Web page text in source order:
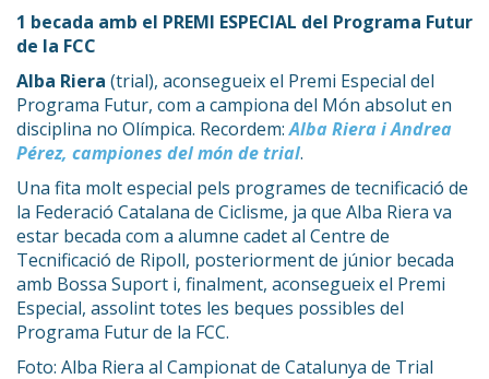
1 becada amb el PREMI ESPECIAL del Programa Futur
de la FCC
Alba Riera (trial), aconsegueix el Premi Especial del
Programa Futur, com a campiona del Món absolut en
disciplina no Olímpica. Recordem:Alba Riera i Andrea
Pérez, campiones del món de trial.
Una fita molt especial pels programes de tecnificació de
la Federació Catalana de Ciclisme, ja que Alba Riera va
estar becada com a alumne cadet al Centre de
Tecnificació de Ripoll, posteriorment de júnior becada
amb Bossa Suport i, finalment, aconsegueix el Premi
Especial, assolint totes les beques possibles del
Programa Futur de la FCC.
Foto: Alba Riera al Campionat de Catalunya de Trial